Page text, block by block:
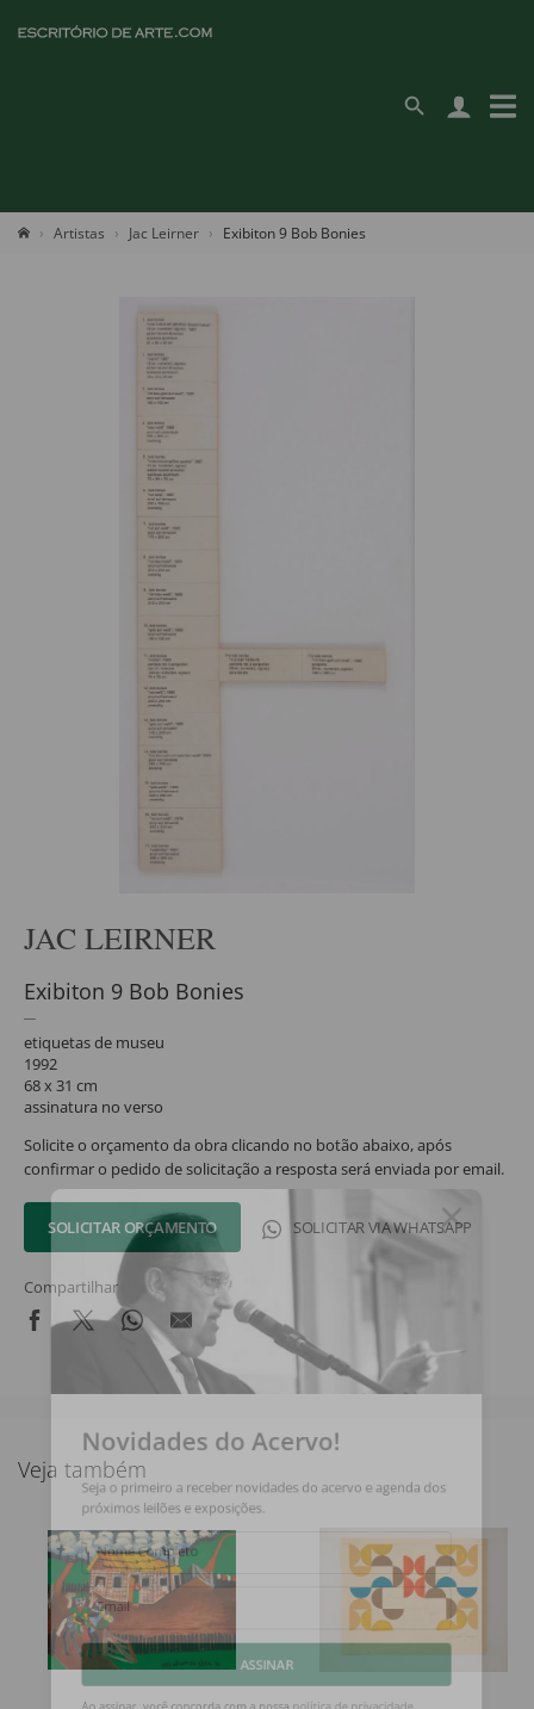
Artistas Jac Leirner Exibiton 9 Bob Bonies
JAC LEIRNER
Exibiton 9 Bob Bonies
etiquetas de museu
1992
68 x 31 cm
assinatura no verso
Solicite o orçamento da obra clicando no botão abaixo, após
confirmar o pedido de solicitação a resposta será enviada por email.
SOLICITAR ORÇAMENTO SOLICITAR VIA WHATSAPP
Compartilhar
Veja também
Novidades do Acervo!
Seja o primeiro a receber novidades do acervo e agenda dos
próximos leilões e exposições.
Nome Completo
Email
ASSINAR